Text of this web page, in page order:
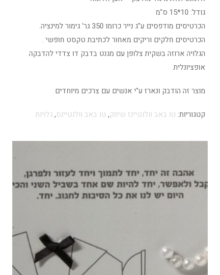
גודל: 10*15 ס"מ
הכרטיסים מודפסים ע"ג נייר כרומו 350 גר' גימור למינציה.
הכרטיסים חלקים וריקים מאחור לכתיבת טקסט חופשי .
הגלויה ארוזה בשקית צלופן עם מגנט בדבק דו צדדי להדבקה
אופציונלית
מוצר זה הודבק ונארז ע"י אנשים עם צרכים מיוחדים
קטגוריות: טו באב וולנטיינז שיווק, טו באב וולנטיינס,גלויות